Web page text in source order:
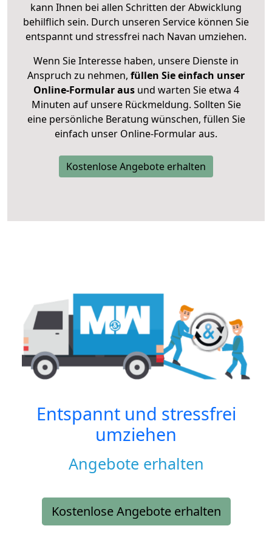
kann Ihnen bei allen Schritten der Abwicklung
behilflich sein. Durch unseren Service können Sie
entspannt und stressfrei nach Navan umziehen.
Wenn Sie Interesse haben, unsere Dienste in
Anspruch zu nehmen, füllen Sie einfach unser
Online-Formular ausund warten Sie etwa 4
Minuten auf unsere Rückmeldung. Sollten Sie
eine persönliche Beratung wünschen, füllen Sie
einfach unser Online-Formular aus.
Kostenlose Angebote erhalten
Entspannt und stressfrei
umziehen
Angebote erhalten
Kostenlose Angebote erhalten